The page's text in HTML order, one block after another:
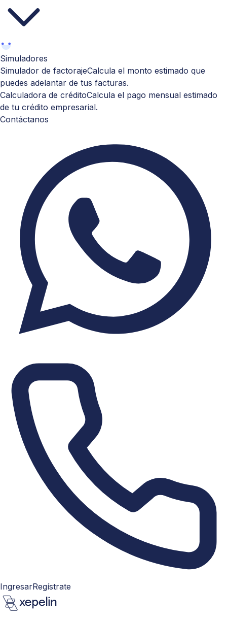
Simuladores
Simulador de factorajeCalcula el monto estimado que
puedes adelantar de tus facturas.
Calculadora de créditoCalcula el pago mensual estimado
de tu crédito empresarial.
Contáctanos
IngresarRegístrate